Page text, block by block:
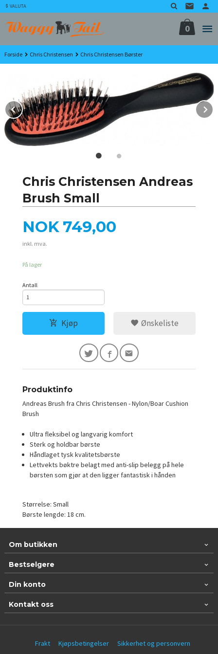
Gå
til
innholdet
VALUTA
0
Forside Chris Christensen Chris Christensen Børster
Prev
Chris Christensen Andreas
Brush Small
Pris
NOK 749,00
inkl. mva.
På lager
Antall
Kjøp Ønskeliste
Produktinfo
Andreas Brush fra Chris Christensen - Nylon/Boar Cushion
Brush
Ultra fleksibel og langvarig komfort
Sterk og holdbar børste
Håndlaget tysk kvalitetsbørste
Lettvekts bøktre belagt med anti-slip belegg på hele
børsten som gjør at den ligger fantastisk i hånden
Størrelse: Small
Børste lengde: 18 cm.
Om butikken
Bestselgere
Din konto
Kontakt oss
Frakt Kjøpsbetingelser Sikkerhet og personvern